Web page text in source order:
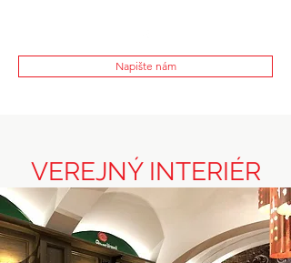
Napište nám
VEREJNÝ INTERIÉR